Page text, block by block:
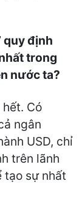
quy định
trong
nước ta?
Có
ngân
USD, chỉ
trên lãnh
tạo sự nhất